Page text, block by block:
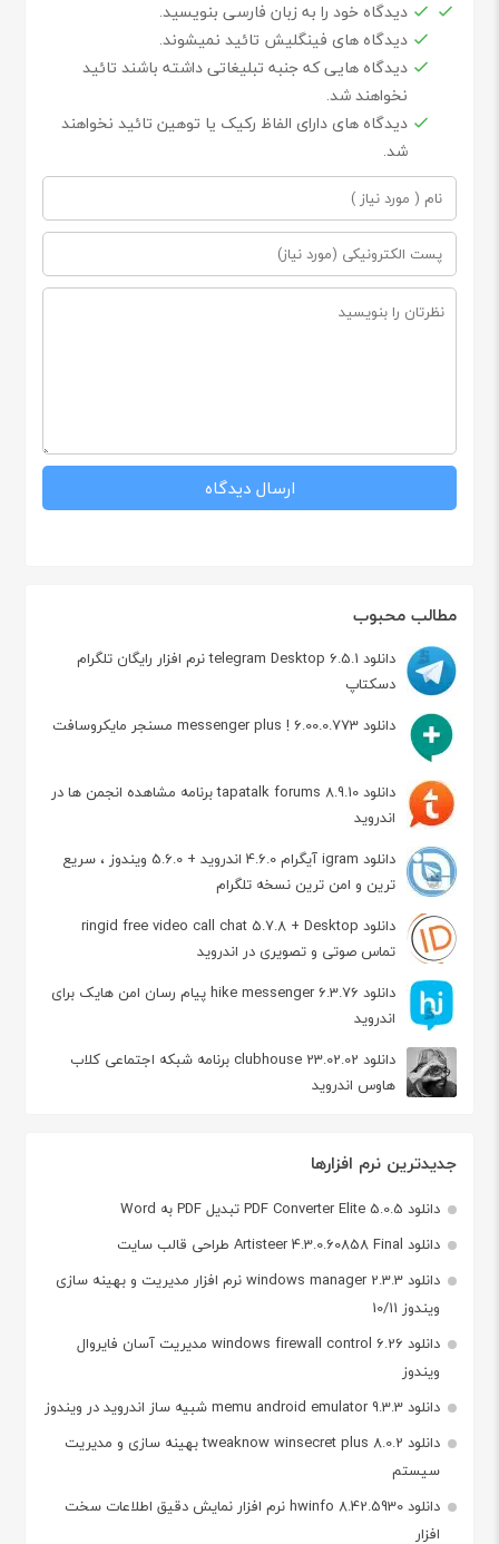
مطالب محبوب
دانلود telegram Desktop 6.5.1 نرم افزار رایگان تلگرام
دسکتاپ
دانلود messenger plus ! 6.00.0.773 مسنجر مایکروسافت
دانلود tapatalk forums 8.9.10 برنامه مشاهده انجمن ها در
اندروید
دانلود igram آیگرام 4.6.0 اندروید + 5.6.0 ویندوز ، سریع
ترین و امن ترین نسخه تلگرام
دانلود ringid free video call chat 5.7.8 + Desktop
تماس صوتی و تصویری در اندروید
دانلود hike messenger 6.3.76 پیام‌ رسان‌ امن هایک برای
اندروید
دانلود clubhouse 23.02.02 برنامه شبکه اجتماعی کلاب
هاوس اندروید
جدیدترین نرم افزارها
دانلود PDF Converter Elite 5.0.5 تبدیل PDF به Word
دانلود Artisteer 4.3.0.60858 Final طراحی قالب سایت
دانلود windows manager 2.3.3 نرم افزار مدیریت و بهینه سازی
ویندوز 10/11
دانلود windows firewall control 6.26 مدیریت آسان فایروال
ویندوز
دانلود memu android emulator 9.3.3 شبیه ساز اندروید در ویندوز
دانلود tweaknow winsecret plus 8.0.2 بهینه سازی و مدیریت
سیستم
دانلود hwinfo 8.42.5930 نرم افزار نمایش دقیق اطلاعات سخت
افزار
دیدگاه خود را به زبان فارسی بنویسید.
دیدگاه های فینگلیش تائید نمیشوند.
دیدگاه هایی که جنبه تبلیغاتی داشته باشند تائید
نخواهند شد.
دیدگاه های دارای الفاظ رکیک یا توهین تائید نخواهند
شد.